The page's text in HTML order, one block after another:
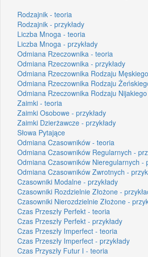
Rodzajnik - teoria
Rodzajnik - przykłady
Liczba Mnoga - teoria
Liczba Mnoga - przykłady
Odmiana Rzeczownika - teoria
Odmiana Rzeczownika - przykłady
Odmiana Rzeczownika Rodzaju Męskiego
Odmiana Rzeczownika Rodzaju
Odmiana Rzeczownika Rodzaju Nijakiego
Zaimki - teoria
Zaimki Osobowe - przykłady
Zaimki Dzierżawcze - przykłady
Słowa Pytające
Odmiana Czasowników - teoria
Odmiana Czasowników Regularnych -
Odmiana Czasowników Nieregularnych -
Odmiana Czasowników Zwrotnych -
Czasowniki Modalne - przykłady
Czasowniki Rozdzielnie Złożone -
Czasowniki Nierozdzielnie Złożone -
Czas Przeszły Perfekt - teoria
Czas Przeszły Perfekt - przykłady
Czas Przeszły Imperfect - teoria
Czas Przeszły Imperfect - przykłady
Czas Przyszły Futur I - teoria